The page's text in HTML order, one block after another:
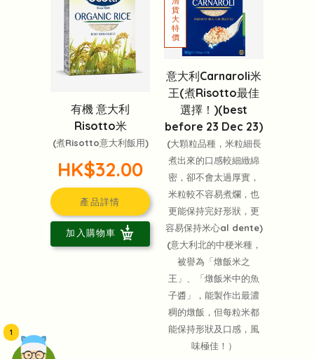
1
有機 意大利
Risotto米
(煮Risotto意大利飯用)
HK$32.00
產品詳情
加入購物車
意大利Carnaroli米
王(煮Risotto最佳
選擇！)(best
before 23 Dec 23)
(大顆粒品種，米粒細長
煮出來的口感較細緻綿
密，卻不會太過厚實，
米粒較不容易煮爛，也
更能保持完好形狀，更
容易保持米心al dente)
(意大利北的中梗米種，
被譽為「燉飯米之
王」、「燉飯米中的魚
子醬」，能製作出最濃
稠的燉飯，但每粒米都
能保持形狀及口感，風
味極佳！）